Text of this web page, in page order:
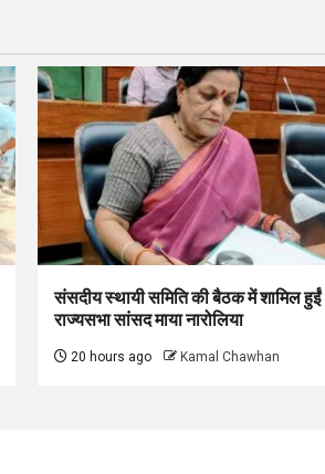
संसदीय स्थायी समिति की बैठक में शामिल हुईं
राज्यसभा सांसद माया नारोलिया
20 hours ago Kamal Chawhan